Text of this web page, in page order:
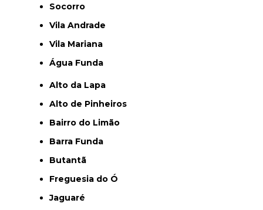
Socorro
Vila Andrade
Vila Mariana
Água Funda
Alto da Lapa
Alto de Pinheiros
Bairro do Limão
Barra Funda
Butantã
Freguesia do Ó
Jaguaré